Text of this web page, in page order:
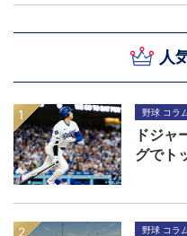
人
野球 コラ
ドジャ
グでト
野球 コラ